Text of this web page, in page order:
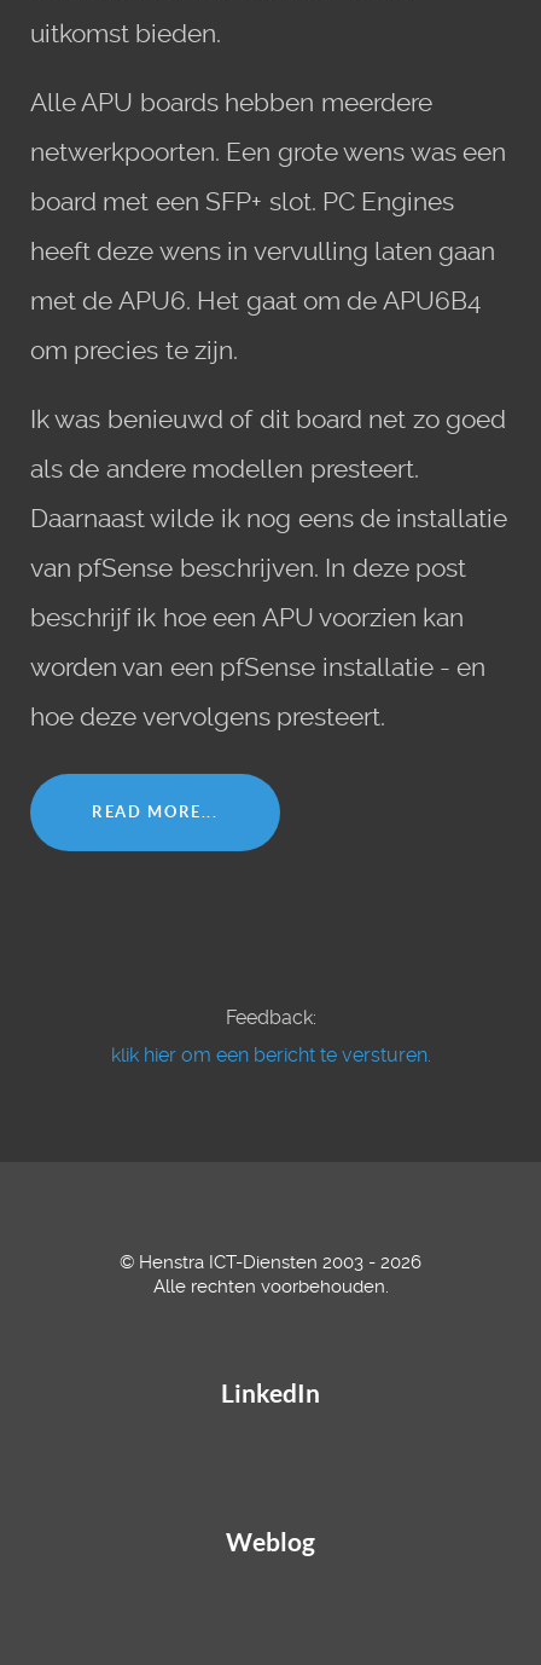
uitkomst bieden.
Alle APU boards hebben meerdere
netwerkpoorten. Een grote wens was een
board met een SFP+ slot. PC Engines
heeft deze wens in vervulling laten gaan
met de APU6. Het gaat om de APU6B4
om precies te zijn.
Ik was benieuwd of dit board net zo goed
als de andere modellen presteert.
Daarnaast wilde ik nog eens de installatie
van pfSense beschrijven. In deze post
beschrijf ik hoe een APU voorzien kan
worden van een pfSense installatie - en
hoe deze vervolgens presteert.
READ MORE...
Feedback:
klik hier om een bericht te versturen.
© Henstra ICT-Diensten 2003 - 2026
Alle rechten voorbehouden.
LinkedIn
Weblog